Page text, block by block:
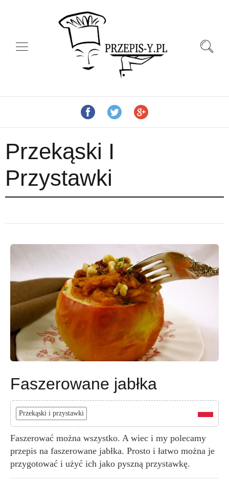
Przekąski I
Przystawki
Faszerowane jabłka
Przekąski i przystawki
Faszerować można wszystko. A wiec i my polecamy
przepis na faszerowane jabłka. Prosto i łatwo można je
przygotować i użyć ich jako pyszną przystawkę.